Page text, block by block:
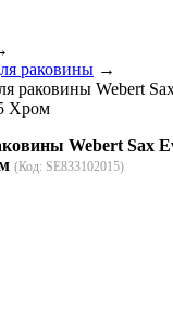
раковины →
раковины Webert
Хром
Webert Sax
(Код: SE833102015)